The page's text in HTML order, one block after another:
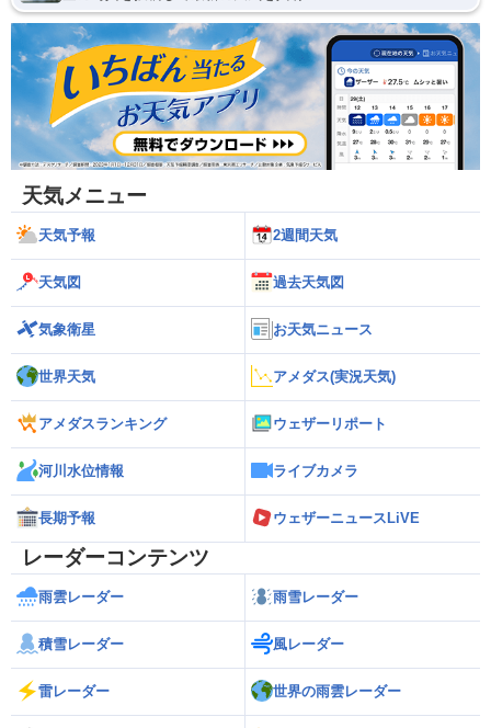
天気メニュー
天気予報 2週間天気
天気図 過去天気図
気象衛星 お天気ニュース
世界天気 アメダス(実況天気)
アメダスランキング ウェザーリポート
河川水位情報 ライブカメラ
長期予報 ウェザーニュースLiVE
レーダーコンテンツ
雨雲レーダー 雨雪レーダー
積雪レーダー 風レーダー
雷レーダー 世界の雨雲レーダー